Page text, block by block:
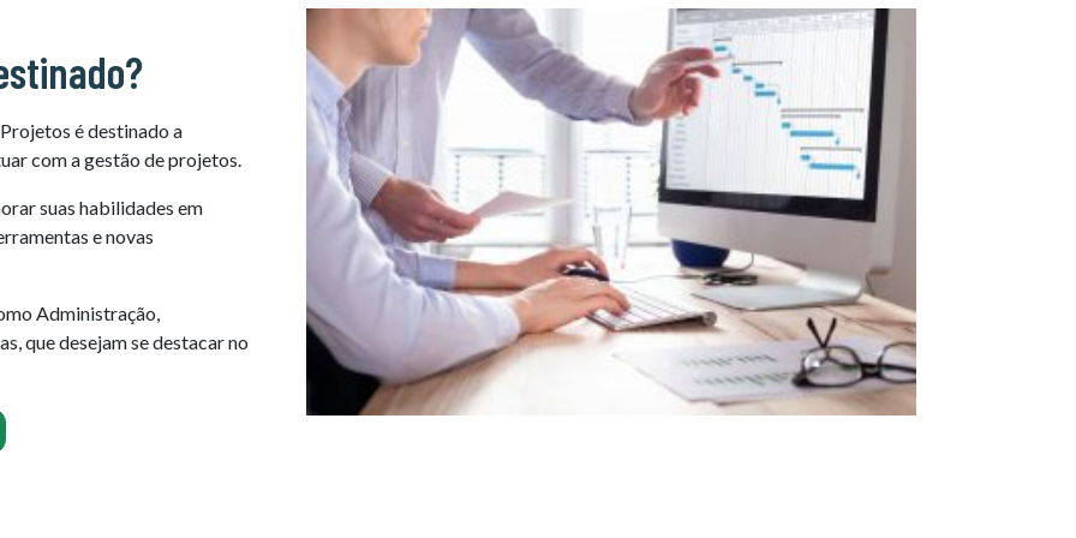
é destinado a
com a gestão de projetos.
suas habilidades em
e novas
Administração,
que desejam se destacar no